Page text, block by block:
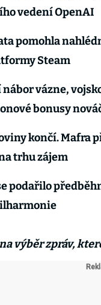
vedení OpenAI
pomohla
Steam
vázne,
bonusy
končí. Mafra
trhu zájem
podařilo
výběr zpráv,